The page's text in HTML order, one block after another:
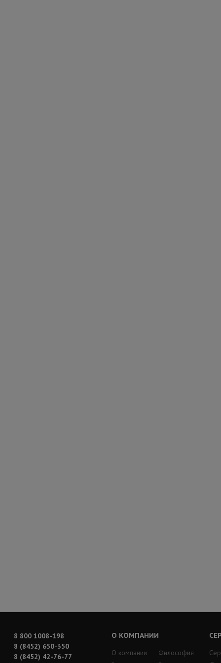
8 800 1008-198
8 (8452) 650-350
8 (8452) 42-76-77
О КОМПАНИИ
О компании
Философия